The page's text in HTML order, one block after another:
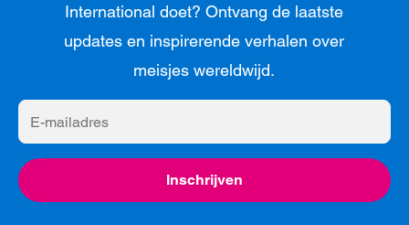
International doet? Ontvang de laatste
updates en inspirerende verhalen over
meisjes wereldwijd.
E-
mailadres
Inschrijven